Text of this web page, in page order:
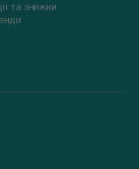
та знижки